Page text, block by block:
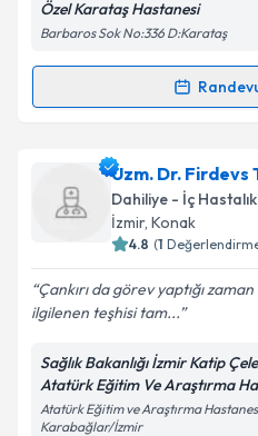
Kişisel verilerimin
kapsamda
Takvim
Özel Karataş Hastanesi
Barbaros Sok No:336 D:Karataş
Randevu Takvimi
Uzm. Dr. Nalan Kuzuiçin
oluşturun. Size bu
takvim hazırlandığında
Kişisel verilerimin
Metni'ni okudum ve
kapsamda
Uzm. Dr. Firdevs
Dahiliye - İç
İzmir, Konak
4.8 (1
Çankırı da görev yaptığı
ilgilenen teşhisi tam...
Sağlık Bakanlığı İzmir Katip
Atatürk Eğitim Ve Araştırma
Atatürk Eğitim ve Araştırma
Karabağlar/İzmir